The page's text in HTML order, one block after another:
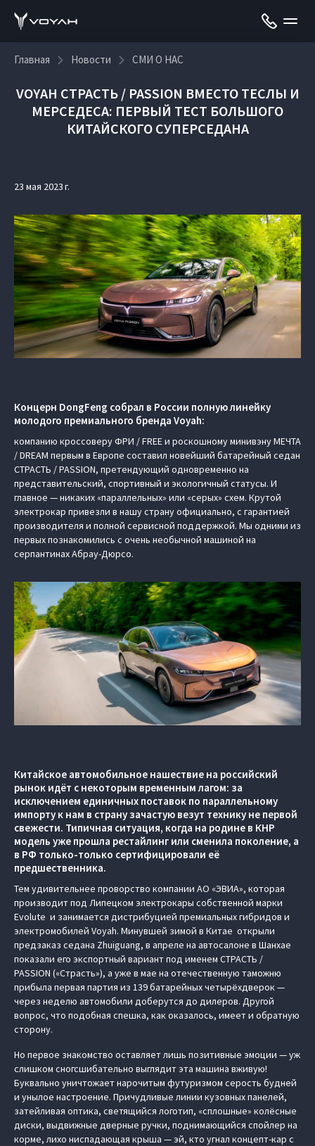
Главная Новости СМИ О НАС
VOYAH СТРАСТЬ / PASSION ВМЕСТО ТЕСЛЫ И
МЕРСЕДЕСА: ПЕРВЫЙ ТЕСТ БОЛЬШОГО
КИТАЙСКОГО СУПЕРСЕДАНА
23 мая 2023 г.
Концерн DongFeng собрал в России полную линейку
молодого премиального бренда Voyah:
компанию кроссоверу ФРИ / FREE и роскошному минивэну МЕЧТА
/ DREAM первым в Европе составил новейший батарейный седан
СТРАСТЬ / PASSION, претендующий одновременно на
представительский, спортивный и экологичный статусы. И
главное — никаких «параллельных» или «серых» схем. Крутой
электрокар привезли в нашу страну официально, с гарантией
производителя и полной сервисной поддержкой. Мы одними из
первых познакомились с очень необычной машиной на
серпантинах Абрау-Дюрсо.
Китайское автомобильное нашествие на российский
рынок идёт с некоторым временным лагом: за
исключением единичных поставок по параллельному
импорту к нам в страну зачастую везут технику не первой
свежести. Типичная ситуация, когда на родине в КНР
модель уже прошла рестайлинг или сменила поколение, а
в РФ только-только сертифицировали её
предшественника.
Тем удивительнее проворство компании АО «ЭВИА», которая
производит под Липецком электрокары собственной марки
Evolute и занимается дистрибуцией премиальных гибридов и
электромобилей Voyah. Минувшей зимой в Китае открыли
предзаказ седана Zhuiguang, в апреле на автосалоне в Шанхае
показали его экспортный вариант под именем СТРАСТЬ /
PASSION («Страсть»), а уже в мае на отечественную таможню
прибыла первая партия из 139 батарейных четырёхдверок —
через неделю автомобили доберутся до дилеров. Другой
вопрос, что подобная спешка, как оказалось, имеет и обратную
сторону.
Но первое знакомство оставляет лишь позитивные эмоции — уж
слишком сногсшибательно выглядит эта машина вживую!
Буквально уничтожает нарочитым футуризмом серость будней
и унылое настроение. Причудливые линии кузовных панелей,
затейливая оптика, светящийся логотип, «сплошные» колёсные
диски, выдвижные дверные ручки, поднимающийся спойлер на
корме, лихо ниспадающая крыша — эй, кто угнал концепт-кар с